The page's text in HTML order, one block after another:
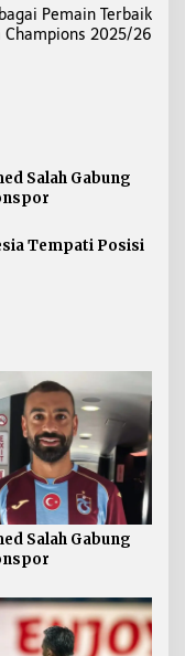
Pemain Terbaik
Champions 2025/26
Salah Gabung
Tempati Posisi
Salah Gabung